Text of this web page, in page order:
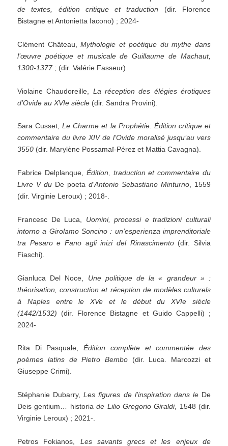
de textes, édition critique et traduction (dir. Florence
Bistagne et Antonietta Iacono) ; 2024-
Clément Château,Mythologie et poétique du mythe dans
l’œuvre poétique et musicale de Guillaume de Machaut,
1300-1377; (dir. Valérie Fasseur).
Violaine Chaudoreille, La réception des élégies érotiques
d’Ovide au XVIe siècle (dir. Sandra Provini).
Sara Cusset,Le Charme et la Prophétie. Édition critique et
commentaire du livre XIV de l’Ovide moralisé jusqu’au vers
3550 (dir. Marylène Possamaï-Pérez et Mattia Cavagna).
Fabrice Delplanque,
Édition, traduction et commentaire du
Livre V du De poeta d’Antonio Sebastiano Minturno, 1559
(dir. Virginie Leroux) ; 2018-.
Francesc De Luca, Uomini, processi e tradizioni culturali
intorno a Girolamo Soncino : un’esperienza imprenditoriale
tra Pesaro e Fano agli inizi del Rinascimento(dir. Silvia
Fiaschi).
Gianluca Del Noce, Une politique de la « grandeur » :
théorisation, construction et réception de modèles culturels
à Naples entre le XVe et le début du XVIe siècle
(1442/1532) (dir. Florence Bistagne et Guido Cappelli) ;
2024-
Rita Di Pasquale,Édition complète et commentée des
poèmes latins de Pietro Bembo (dir. Luca. Marcozzi et
Giuseppe Crimi).
Stéphanie Dubarry,Les figures de l’inspiration dans leDe
Deis gentium… historiade Lilio Gregorio Giraldi, 1548 (dir.
Virginie Leroux) ; 2021-.
Petros Fokianos, Les savants grecs et les enjeux de